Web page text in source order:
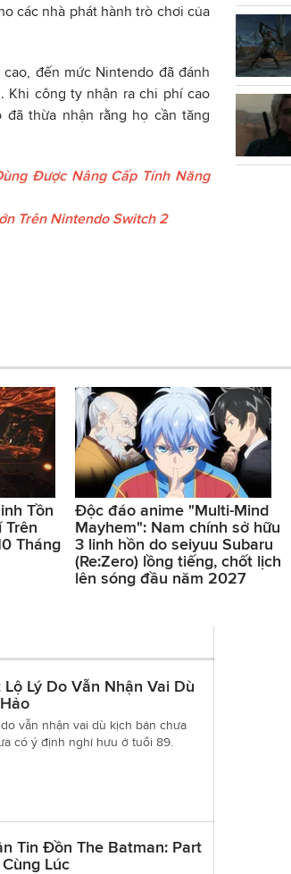
các nhà phát hành trò chơi của
đến mức Nintendo đã đánh
Khi công ty nhận ra chi phí cao
thừa nhận rằng họ cần tăng
Được Nâng Cấp Tính Năng
Trên Nintendo Switch 2
Tồn
Trên
Tháng
Độc đáo anime "Multi-Mind
Mayhem": Nam chính sở hữu
3 linh hồn do seiyuu Subaru
(Re:Zero) lồng tiếng, chốt lịch
lên sóng đầu năm 2027
Lý Do Vẫn Nhận Vai Dù
vẫn nhận vai dù kịch bản chưa
có ý định nghỉ hưu ở tuổi 89.
Tin Đồn The Batman: Part
Lúc